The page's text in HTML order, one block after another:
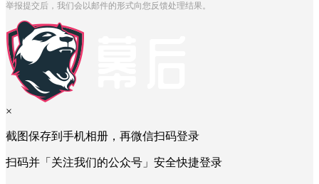
举报提交后，我们会以邮件的形式向您反馈处理结果。
×
截图保存到手机相册，再微信扫码登录
扫码并「关注我们的公众号」安全快捷登录